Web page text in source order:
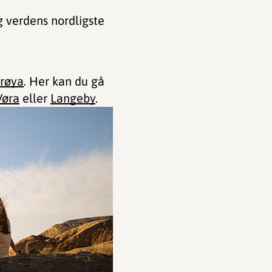
verdens nordligste
. Her kan du gå
eller Langeby.